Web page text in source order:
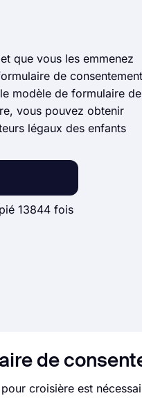
que vous les emmenez
de
modèle de formulaire de
vous pouvez obtenir
légaux des enfants
13844 fois
de
croisière est